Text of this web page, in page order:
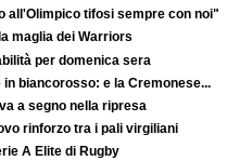
all'Olimpico tifosi sempre con noi"
maglia dei Warriors
per domenica sera
biancorosso: e la Cremonese...
a segno nella ripresa
rinforzo tra i pali virgiliani
A Elite di Rugby